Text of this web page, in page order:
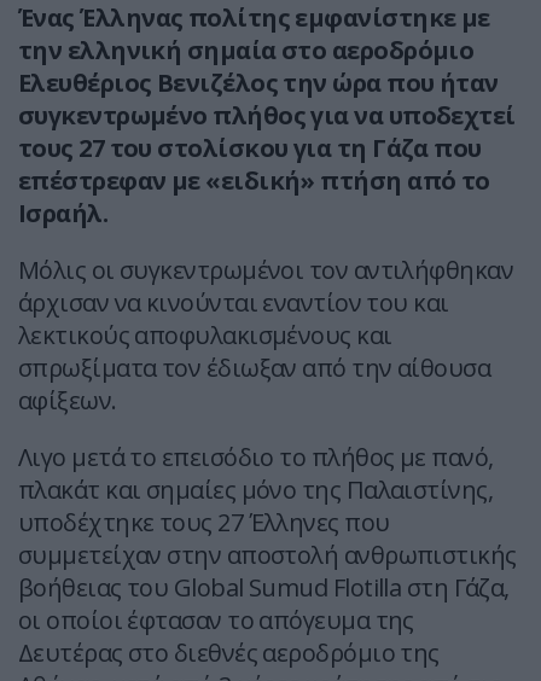
Ένας Έλληνας πολίτης εμφανίστηκε με
την ελληνική σημαία στο αεροδρόμιο
Ελευθέριος Βενιζέλος την ώρα που ήταν
συγκεντρωμένο πλήθος για να υποδεχτεί
τους 27 του στολίσκου για τη Γάζα που
επέστρεφαν με «ειδική» πτήση από το
Ισραήλ.
Μόλις οι συγκεντρωμένοι τον αντιλήφθηκαν
άρχισαν να κινούνται εναντίον του και
λεκτικούς αποφυλακισμένους και
σπρωξίματα τον έδιωξαν από την αίθουσα
αφίξεων.
Λιγο μετά το επεισόδιο το πλήθος με πανό,
πλακάτ και σημαίες μόνο της Παλαιστίνης,
υποδέχτηκε τους 27 Έλληνες που
συμμετείχαν στην αποστολή ανθρωπιστικής
βοήθειας του Global Sumud Flotilla στη Γάζα,
οι οποίοι έφτασαν το απόγευμα της
Δευτέρας στο διεθνές αεροδρόμιο της